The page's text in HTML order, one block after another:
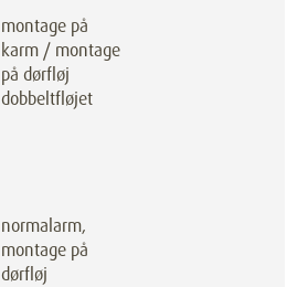
montage på
karm / montage
på dørfløj
dobbeltfløjet
normalarm,
montage på
dørfløj